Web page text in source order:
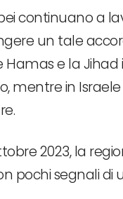
continuano a
un tale
e la
mentre in
2023, la
pochi segnali